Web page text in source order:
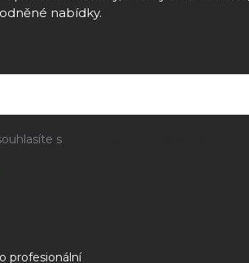
nabídky.
s
profesionální